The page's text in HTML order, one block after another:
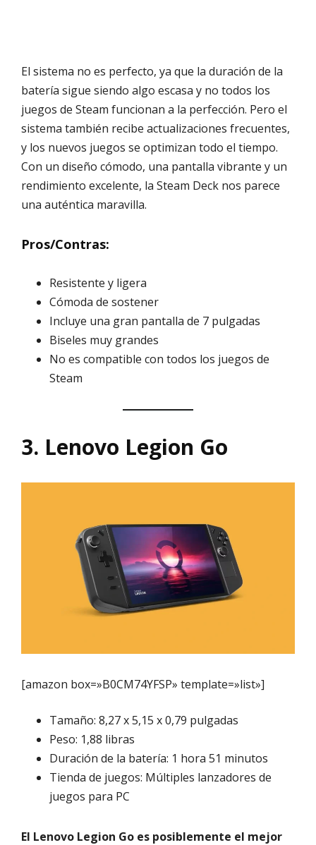
El sistema no es perfecto, ya que la duración de la
batería sigue siendo algo escasa y no todos los
juegos de Steam funcionan a la perfección. Pero el
sistema también recibe actualizaciones frecuentes,
y los nuevos juegos se optimizan todo el tiempo.
Con un diseño cómodo, una pantalla vibrante y un
rendimiento excelente, la Steam Deck nos parece
una auténtica maravilla.
Pros/Contras:
Resistente y ligera
Cómoda de sostener
Incluye una gran pantalla de 7 pulgadas
Biseles muy grandes
No es compatible con todos los juegos de
Steam
3. Lenovo Legion Go
[amazon box=»B0CM74YFSP» template=»list»]
Tamaño: 8,27 x 5,15 x 0,79 pulgadas
Peso: 1,88 libras
Duración de la batería: 1 hora 51 minutos
Tienda de juegos: Múltiples lanzadores de
juegos para PC
El Lenovo Legion Go es posiblemente el mejor